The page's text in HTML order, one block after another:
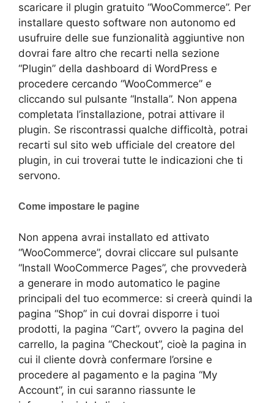
scaricare il plugin gratuito “WooCommerce”. Per
installare questo software non autonomo ed
usufruire delle sue funzionalità aggiuntive non
dovrai fare altro che recarti nella sezione
“Plugin” della dashboard di WordPress e
procedere cercando “WooCommerce” e
cliccando sul pulsante “Installa”. Non appena
completata l’installazione, potrai attivare il
plugin. Se riscontrassi qualche difficoltà, potrai
recarti sul sito web ufficiale del creatore del
plugin, in cui troverai tutte le indicazioni che ti
servono.
Come impostare le pagine
Non appena avrai installato ed attivato
“WooCommerce”, dovrai cliccare sul pulsante
“Install WooCommerce Pages”, che provvederà
a generare in modo automatico le pagine
principali del tuo ecommerce: si creerà quindi la
pagina “Shop” in cui dovrai disporre i tuoi
prodotti, la pagina “Cart”, ovvero la pagina del
carrello, la pagina “Checkout”, cioè la pagina in
cui il cliente dovrà confermare l’orsine e
procedere al pagamento e la pagina “My
Account”, in cui saranno riassunte le